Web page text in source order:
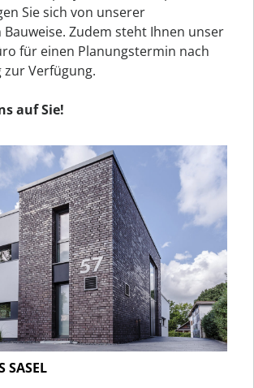
Sie sich von unserer
Zudem steht Ihnen unser
für einen Planungstermin nach
Verfügung.
auf Sie!
SASEL